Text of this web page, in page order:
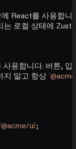
React를 사용합니
는 로컬 상태에
사용합니다. 버튼, 입
지 말고 항상
'@acme/ui';